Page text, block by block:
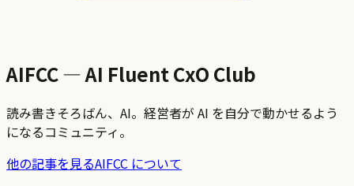
AIFCC — AI Fluent CxO Club
読み書きそろばん、AI。経営者が AI を自分で動かせるよう
になるコミュニティ。
他の記事を見るAIFCC について